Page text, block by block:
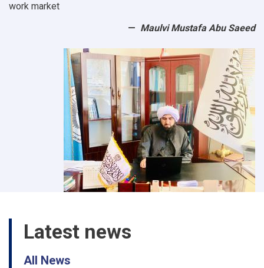
work market
Maulvi Mustafa Abu Saeed
Latest news
All News